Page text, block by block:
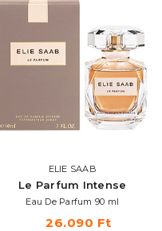
ELIE SAAB
Le Parfum Intense
Eau De Parfum 90 ml
26.090 Ft